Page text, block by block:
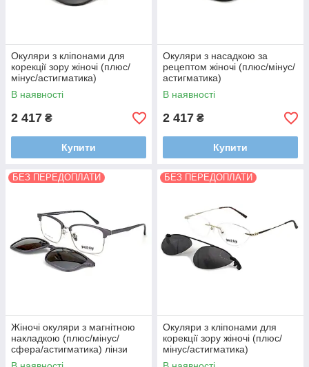
Окуляри з кліпонами для
корекції зору жіночі (плюс/
мінус/астигматика)
В наявності
2 417 ₴
Купити
Окуляри з насадкою за
рецептом жіночі (плюс/мінус/
астигматика)
В наявності
2 417 ₴
Купити
БЕЗ ПЕРЕДОПЛАТИ
Жіночі окуляри з магнітною
накладкою (плюс/мінус/
сфера/астигматика) лінзи
VISION - Корея з покриттями
БЕЗ ПЕРЕДОПЛАТИ
Окуляри з кліпонами для
корекції зору жіночі (плюс/
мінус/астигматика)